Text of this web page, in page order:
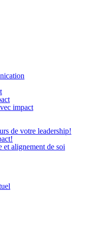
impact
de votre leadership!
et alignement de soi